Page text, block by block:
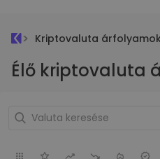
Kriptovaluta
Élő kriptovaluta